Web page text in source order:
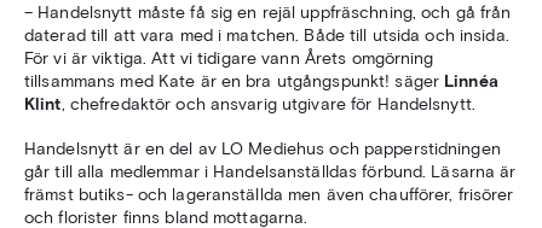
– Handelsnytt måste få sig en rejäl uppfräschning, och gå från
daterad till att vara med i matchen. Både till utsida och insida.
För vi är viktiga. Att vi tidigare vann Årets omgörning
tillsammans med Kate är en bra utgångspunkt! säger Linnéa
Klint , chefredaktör och ansvarig utgivare för Handelsnytt.
Handelsnytt är en del av LO Mediehus och papperstidningen
går till alla medlemmar i Handelsanställdas förbund. Läsarna är
främst butiks- och lageranställda men även chaufförer, frisörer
och florister finns bland mottagarna.